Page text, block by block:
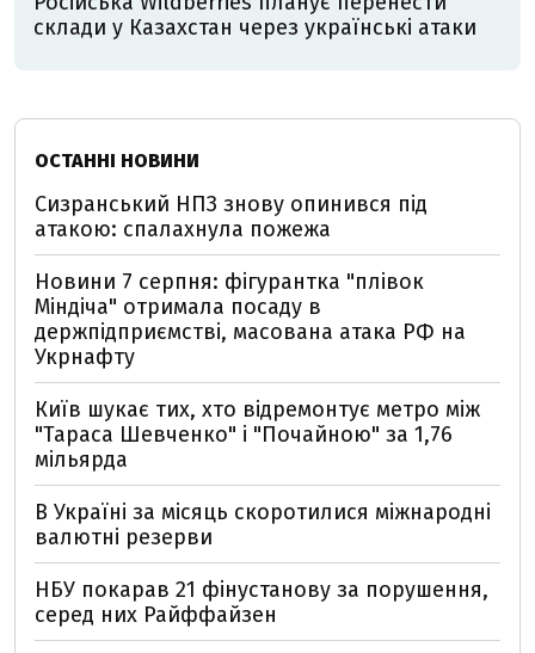
склади у Казахстан через українські атаки
ОСТАННІ НОВИНИ
Сизранський НПЗ знову опинився під
атакою: спалахнула пожежа
Новини 7 серпня: фігурантка "плівок
Міндіча" отримала посаду в
держпідприємстві, масована атака РФ на
Укрнафту
Київ шукає тих, хто відремонтує метро між
"Тараса Шевченко" і "Почайною" за 1,76
мільярда
В Україні за місяць скоротилися міжнародні
валютні резерви
НБУ покарав 21 фінустанову за порушення,
серед них Райффайзен